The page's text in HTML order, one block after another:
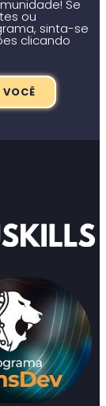
Se
ou
sinta-se
clicando